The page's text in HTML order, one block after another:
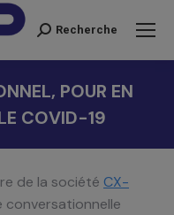
Recherche
Recherche
POUR EN
COVID-19
de la société CX-
conversationnelle